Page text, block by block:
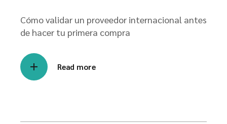
Cómo validar un proveedor internacional antes
de hacer tu primera compra
Read more